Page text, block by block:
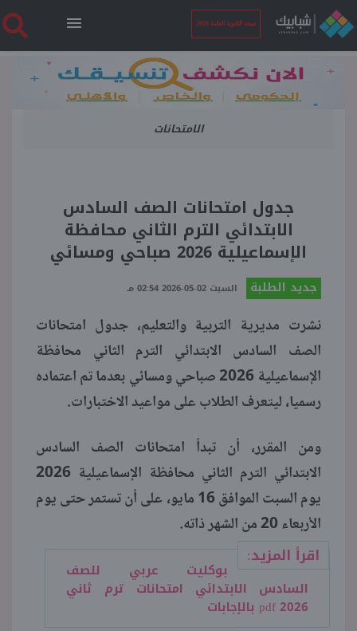
نتيجة الثانوية العامة 2026
الرئيسية
نتيجة الثانوية العامة 2026
فنجان قهوة
بوابة الطلبة
ملفات
منوعات
الامتحانات
جدول امتحانات الصف السادس
الابتدائي الترم الثاني محافظة
الإسماعيلية 2026 صباحي ومسائي
جديد الطلبة السبت 02-05-2026 02:54 مـ
نشرت مديرية التربية والتعليم، جدول امتحانات
الصف السادس الابتدائي الترم الثاني محافظة
الإسماعيلية 2026 صباحي ومسائي بعدما تم اعتماده
رسميا، ليتعرف الطلاب على مواعيد الاختبارات.
ومن المقرر، أن تبدأ امتحانات الصف السادس
الابتدائي الترم الثاني محافظة الإسماعيلية 2026
يوم السبت الموافق 16 مايو، على أن تستمر حتى يوم
الأربعاء 20 من الشهر ذاته.
اقرأ المزيد:
بوكليت عربي للصف
السادس الابتدائي امتحانات ترم ثاني
2026 pdf بالإجابات